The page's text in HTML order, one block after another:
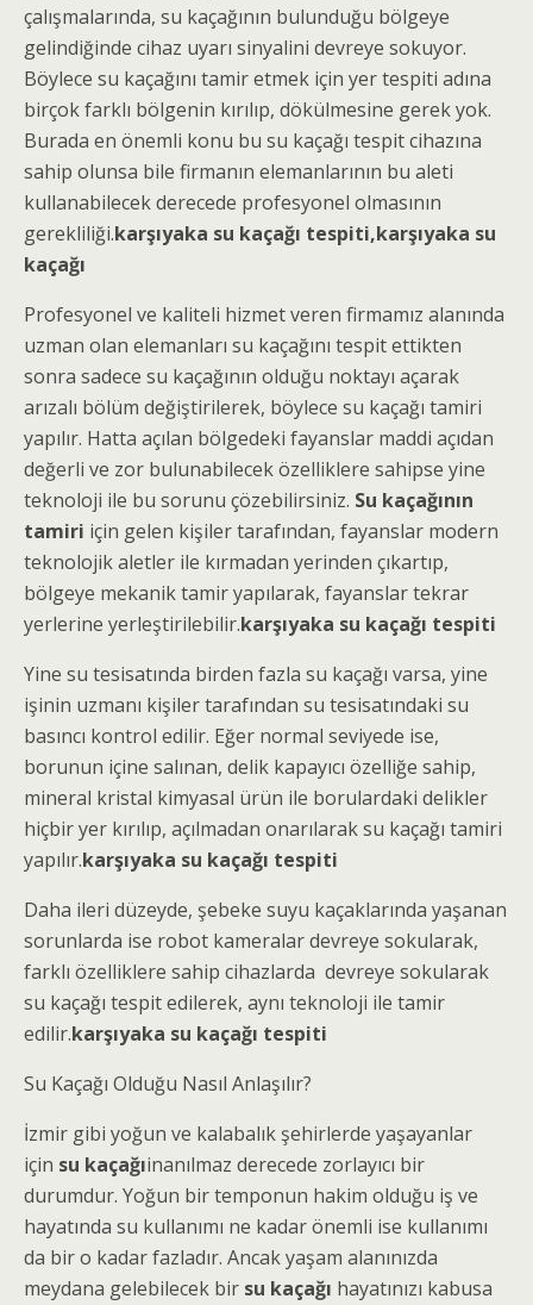
çalışmalarında, su kaçağının bulunduğu bölgeye
gelindiğinde cihaz uyarı sinyalini devreye sokuyor.
Böylece su kaçağını tamir etmek için yer tespiti adına
birçok farklı bölgenin kırılıp, dökülmesine gerek yok.
Burada en önemli konu bu su kaçağı tespit cihazına
sahip olunsa bile firmanın elemanlarının bu aleti
kullanabilecek derecede profesyonel olmasının
gerekliliği.karşıyaka su kaçağı tespiti,karşıyaka su
kaçağı
Profesyonel ve kaliteli hizmet veren firmamız alanında
uzman olan elemanları su kaçağını tespit ettikten
sonra sadece su kaçağının olduğu noktayı açarak
arızalı bölüm değiştirilerek, böylece su kaçağı tamiri
yapılır. Hatta açılan bölgedeki fayanslar maddi açıdan
değerli ve zor bulunabilecek özelliklere sahipse yine
teknoloji ile bu sorunu çözebilirsiniz. Su kaçağının
tamiri için gelen kişiler tarafından, fayanslar modern
teknolojik aletler ile kırmadan yerinden çıkartıp,
bölgeye mekanik tamir yapılarak, fayanslar tekrar
yerlerine yerleştirilebilir.karşıyaka su kaçağı tespiti
Yine su tesisatında birden fazla su kaçağı varsa, yine
işinin uzmanı kişiler tarafından su tesisatındaki su
basıncı kontrol edilir. Eğer normal seviyede ise,
borunun içine salınan, delik kapayıcı özelliğe sahip,
mineral kristal kimyasal ürün ile borulardaki delikler
hiçbir yer kırılıp, açılmadan onarılarak su kaçağı tamiri
yapılır.karşıyaka su kaçağı tespiti
Daha ileri düzeyde, şebeke suyu kaçaklarında yaşanan
sorunlarda ise robot kameralar devreye sokularak,
farklı özelliklere sahip cihazlarda devreye sokularak
su kaçağı tespit edilerek, aynı teknoloji ile tamir
edilir.karşıyaka su kaçağı tespiti
Su Kaçağı Olduğu Nasıl Anlaşılır?
İzmir gibi yoğun ve kalabalık şehirlerde yaşayanlar
için su kaçağıinanılmaz derecede zorlayıcı bir
durumdur. Yoğun bir temponun hakim olduğu iş ve
hayatında su kullanımı ne kadar önemli ise kullanımı
da bir o kadar fazladır. Ancak yaşam alanınızda
meydana gelebilecek bir su kaçağı hayatınızı kabusa